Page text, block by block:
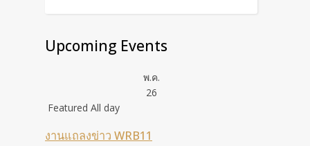
Upcoming Events
พ.ค.
26
Featured All day
งานแถลงข่าว WRB11